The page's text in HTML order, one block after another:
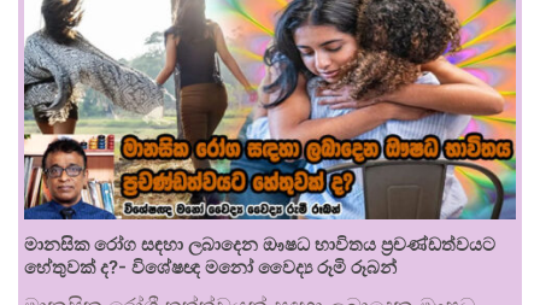
මානසික රෝග සඳහා ලබාදෙන ඖෂධ භාවිතය ප්‍රචණ්ඩත්වයට
හේතුවක් ද?- විශේෂඥ මනෝ වෛද්‍ය රූමි රූබන්